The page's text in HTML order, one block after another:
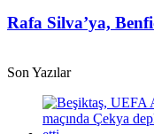
var”
Benfica’dan
komik
Rafa Silva’ya,
Son Yazılar